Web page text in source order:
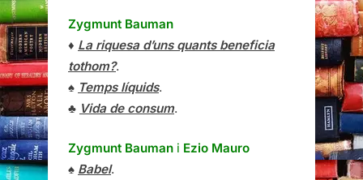
Zygmunt Bauman
♦ La riquesa d’uns quants beneficia
tothom?.
♠ Temps líquids.
♣ Vida de consum.
Zygmunt Bauman i Ezio Mauro
♠ Babel.